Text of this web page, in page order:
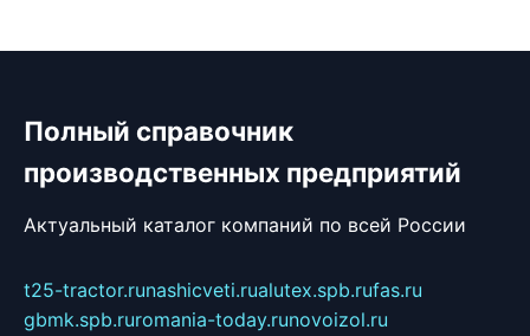
Полный справочник
производственных предприятий
Актуальный каталог компаний по всей России
t25-tractor.runashicveti.rualutex.spb.rufas.ru
gbmk.spb.ruromania-today.runovoizol.ru